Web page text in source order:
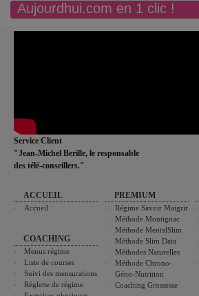
Aujourdhui.com en 1 clic !
Service Client
"Jean-Michel Berille, le responsable
des télé-conseillers."
ACCUEIL
Accueil
COACHING
Menus régime
Liste de courses
Suivi des mensurations
Réglette de régime
PREMIUM
Régime Savoir Maigrir
Méthode Montignac
Méthode MentalSlim
Méthode Slim Data
Méthodes Naturelles
Méthode Chrono-
Géno-Nutrition
Coaching Grossesse